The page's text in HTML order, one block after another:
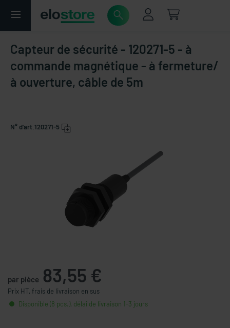
Capteur de sécurité - 120271-5 - à
commande magnétique - à fermeture/
à ouverture, câble de 5m
N° d'art. 120271-5
par pièce 83,55 €
Prix HT, frais de livraison en sus
Disponible (8 pcs.), délai de livraison 1-3 jours